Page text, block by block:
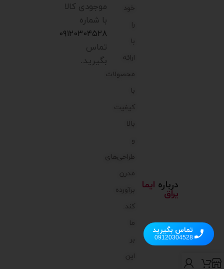
درباره ایما
یراق
خود
را
با
ارائه
محصولات
با
کیفیت
بالا
و
طراحی‌های
مدرن
برآورده
کند.
ما
بر
این
موجودی کالا
با شماره
۰۹۱۲۰۳۰۴۵۲۸
تماس
بگیرید.
تماس بگیرید
09120304528